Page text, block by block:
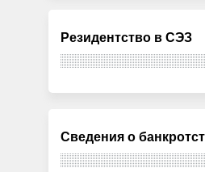
Резидентство в СЭЗ
Сведения о